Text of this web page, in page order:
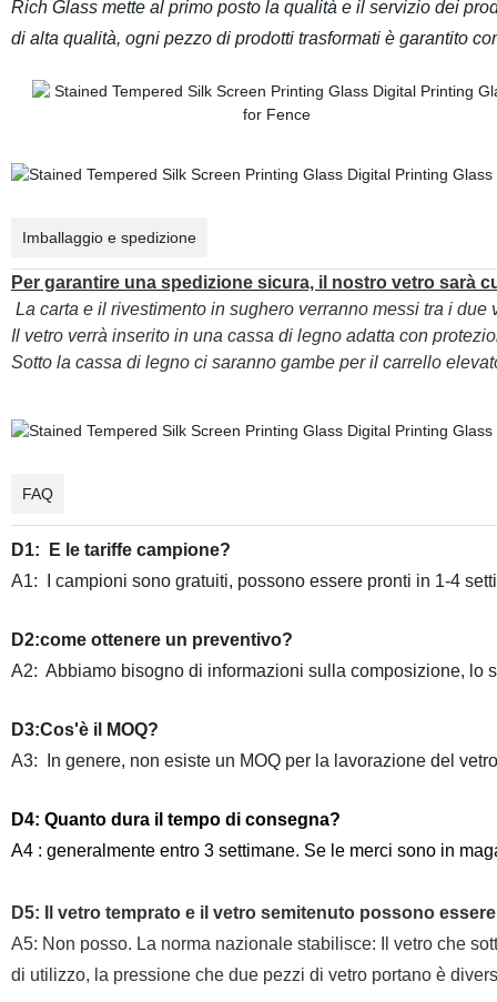
Rich Glass mette al primo posto la qualità e il servizio dei
di alta qualità, ogni pezzo di prodotti trasformati è garantito
Imballaggio e spedizione
Per garantire una spedizione sicura, il nostro vetro sarà
La carta e il rivestimento in sughero verranno messi tra i
Il vetro verrà inserito in una cassa di legno adatta con
Sotto la cassa di legno ci saranno gambe per il carrello
FAQ
D1:
E le tariffe campione?
A1:
I campioni sono gratuiti, possono essere pronti in 1-4
D2:come ottenere un preventivo?
A2: Abbiamo bisogno di informazioni sulla composizione,
D3:Cos'è il MOQ?
A3:
In genere, non esiste un MOQ per la lavorazione del
D4: Quanto dura il tempo di consegna?
A4 : generalmente entro 3 settimane. Se le merci sono in
D5: Il vetro temprato e il vetro semitenuto possono
A5: Non posso. La norma nazionale stabilisce: Il vetro che
di utilizzo, la pressione che due pezzi di vetro portano è